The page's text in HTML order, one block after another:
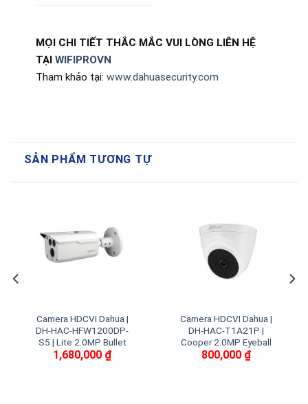
MỌI CHI TIẾT THẮC MẮC VUI LÒNG LIÊN HỆ
TẠI WIFIPROVN
Tham khảo tại: www.dahuasecurity.com
SẢN PHẨM TƯƠNG TỰ
Camera HDCVI Dahua |
DH-HAC-HFW1200DP-
S5 | Lite 2.0MP Bullet
1,680,000 ₫
Camera HDCVI Dahua |
DH-HAC-T1A21P |
Cooper 2.0MP Eyeball
800,000 ₫